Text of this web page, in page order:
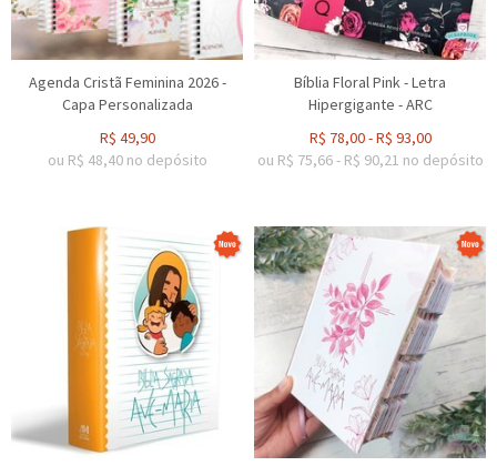
Agenda Cristã Feminina 2026 -
Capa Personalizada
R$ 49,90
ou R$ 48,40 no depósito
Bíblia Floral Pink - Letra
Hipergigante - ARC
R$ 78,00-R$ 93,00
ou R$ 75,66- R$ 90,21 no depósito